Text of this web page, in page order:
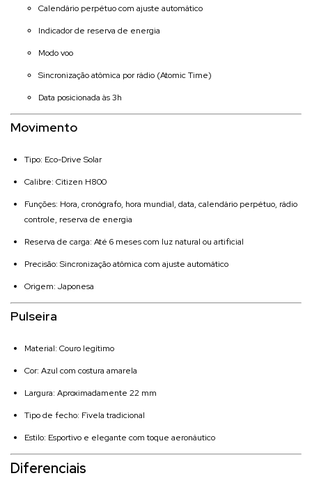
Calendário perpétuo com ajuste automático
Indicador de reserva de energia
Modo voo
Sincronização atômica por rádio (Atomic Time)
Data posicionada às 3h
Movimento
Tipo: Eco-Drive Solar
Calibre: Citizen H800
Funções: Hora, cronógrafo, hora mundial, data, calendário perpétuo, rádio
controle, reserva de energia
Reserva de carga: Até 6 meses com luz natural ou artificial
Precisão: Sincronização atômica com ajuste automático
Origem: Japonesa
Pulseira
Material: Couro legítimo
Cor: Azul com costura amarela
Largura: Aproximadamente 22 mm
Tipo de fecho: Fivela tradicional
Estilo: Esportivo e elegante com toque aeronáutico
Diferenciais